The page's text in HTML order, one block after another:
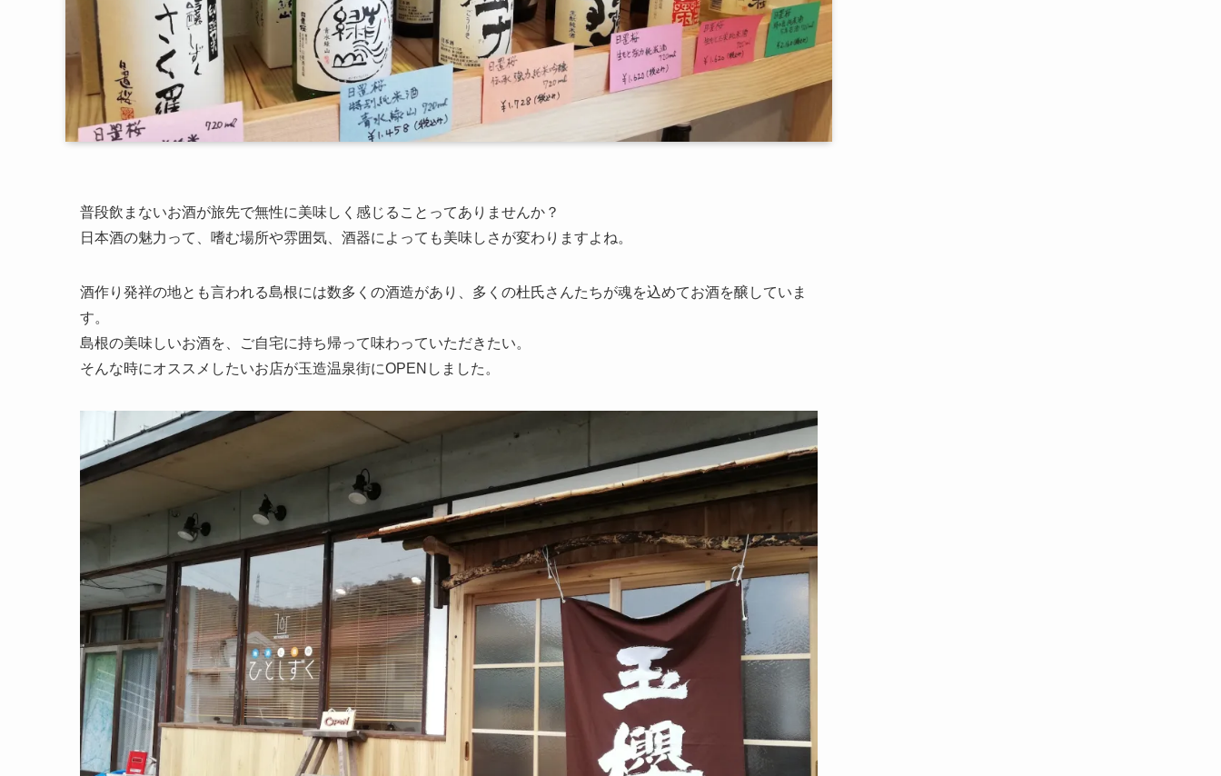
普段飲まないお酒が旅先で無性に美味しく感じることってありませんか？
日本酒の魅力って、嗜む場所や雰囲気、酒器によっても美味しさが変わりますよね。
酒作り発祥の地とも言われる島根には数多くの酒造があり、多くの杜氏さんたちが魂を込めてお酒を醸していま
す。
島根の美味しいお酒を、ご自宅に持ち帰って味わっていただきたい。
そんな時にオススメしたいお店が玉造温泉街にOPENしました。